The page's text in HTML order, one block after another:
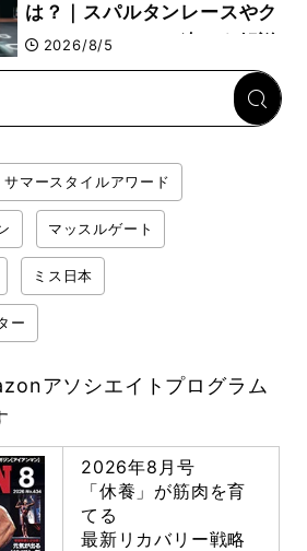
は？｜スパルタンレースやク
ロスフィットとの違いを解説
2026/8/5
サマースタイルアワード
マッスルゲート
ミス日本
ー
アソシエイトプログラム
2026年8月号
「休養」が筋肉を育
てる
最新リカバリー戦略